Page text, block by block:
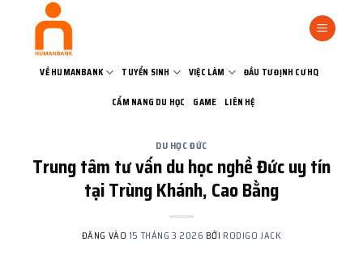
VỀ HUMANBANK TUYỂN SINH VIỆC LÀM ĐẦU TƯ ĐỊNH CƯ HQ
CẨM NANG DU HỌC GAME LIÊN HỆ
DU HỌC ĐỨC
Trung tâm tư vấn du học nghề Đức uy tín
tại Trùng Khánh, Cao Bằng
ĐĂNG VÀO 15 THÁNG 3 2026 BỞI RODIGO JACK